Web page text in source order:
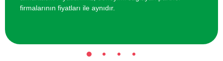
firmalarının fiyatları ile aynıdır.